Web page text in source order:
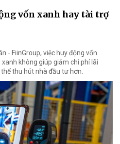
vốn xanh hay tài trợ
- FiinGroup, việc huy động vốn
không giúp giảm chi phí lãi
thu hút nhà đầu tư hơn.